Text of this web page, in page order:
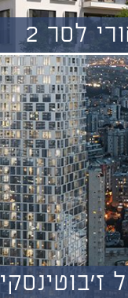
לסר 2
ז'בוטינסקי